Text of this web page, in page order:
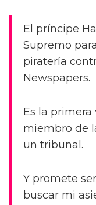
El príncipe
Supremo
piratería
Newspapers.
Es la primera
miembro de
un tribunal.
Y promete
buscar mi